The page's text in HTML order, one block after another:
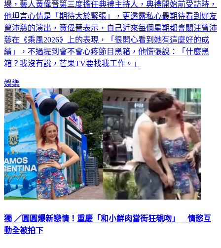
場，藝人黃偉晉第三度擔任典禮主持人，典禮開始前受訪時，
他坦言心情是「期待大於緊張」，更透露私心最期待看到好友
曾沛慈的演出，黃偉晉表示，自己近來每個星期都會關注曾沛
慈在《乘風2026》上的表現，「很開心看到她有這麼好的成
績」，不過提到會不會心疼節目黑箱，他慌張說：「什麼黑
箱？我沒有說，芒果TV要找我工作。」
娛樂
獨 ／圓圓爆新戀情！重慶「和小鮮肉當街狂親吻」 情慾互
動全被拍下